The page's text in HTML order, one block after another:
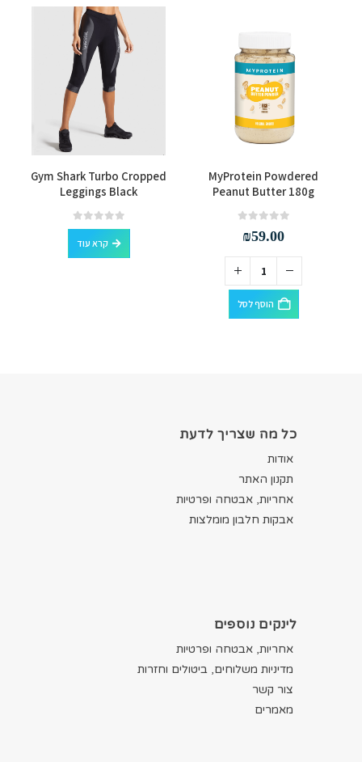
MyProtein Powdered
Peanut Butter 180g
₪59.00
הוסף לסל
Gym Shark Turbo Cropped
Leggings Black
0
out of 5
קרא עוד
כל מה שצריך לדעת
אודות
תקנון האתר
אחריות, אבטחה ופרטיות
אבקות חלבון מומלצות
לינקים נוספים
אחריות, אבטחה ופרטיות
מדיניות משלוחים, ביטולים וחזרות
צור קשר
מאמרים